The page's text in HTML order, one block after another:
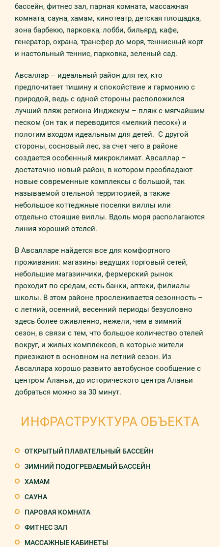
бассейн, фитнес зал, парная комната, массажная
комната, сауна, хамам, кинотеатр, детская площадка,
зона барбекю, парковка, лобби, бильярд, кафе,
генератор, охрана, трансфер до моря, теннисный корт
и настольный теннис, парковка, зеленый сад.
Авсаллар – идеальный район для тех, кто
предпочитает тишину и спокойствие и гармонию с
природой, ведь с одной стороны расположился
лучший пляж региона Инджекум – пляж с мягчайшим
песком (он так и переводится «мелкий песок») и
пологим входом идеальным для детей. С другой
стороны, сосновый лес, за счет чего в районе
создается особенный микроклимат. Авсаллар –
достаточно новый район, в котором преобладают
новые современные комплексы с большой, так
называемой отельной территорией, а также
небольшое коттеджные поселки виллы или
отдельно стоящие виллы. Вдоль моря располагаются
линия хороший отелей.
В Авсалларе найдется все для комфортного
проживания: магазины ведущих торговый сетей,
небольшие магазинчики, фермерский рынок
проходит по средам, есть банки, аптеки, филиалы
школы. В этом районе прослеживается сезонность –
с летний, осенний, весенний периоды безусловно
здесь более оживленно, нежели, чем в зимний
сезон, в связи с тем, что большое количество отелей
вокруг, и жилых комплексов, в которые жители
приезжают в основном на летний сезон. Из
Авсаллара хорошо развито автобусное сообщение с
центром Аланьи, до исторического центра Аланьи
добраться можно за 30 минут.
ИНФРАСТРУКТУРА ОБЪЕКТА
ОТКРЫТЫЙ ПЛАВАТЕЛЬНЫЙ БАССЕЙН
ЗИМНИЙ ПОДОГРЕВАЕМЫЙ БАССЕЙН
ХАМАМ
САУНА
ПАРОВАЯ КОМНАТА
ФИТНЕС ЗАЛ
МАССАЖНЫЕ КАБИНЕТЫ